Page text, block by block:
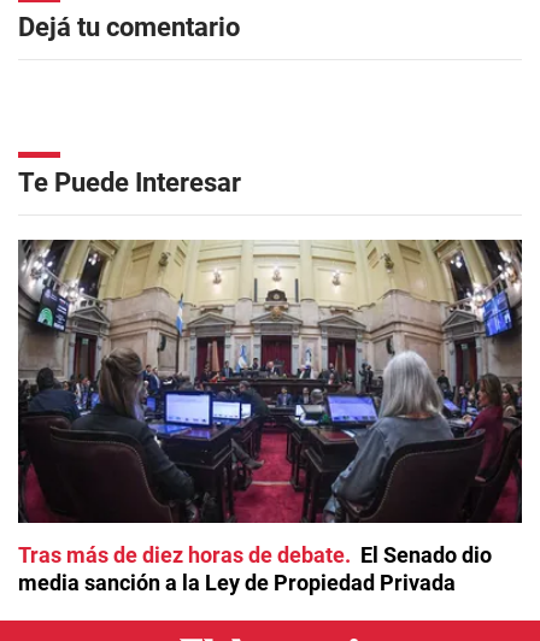
Dejá tu comentario
Te Puede Interesar
Tras más de diez horas de debate
El Senado dio
media sanción a la Ley de Propiedad Privada